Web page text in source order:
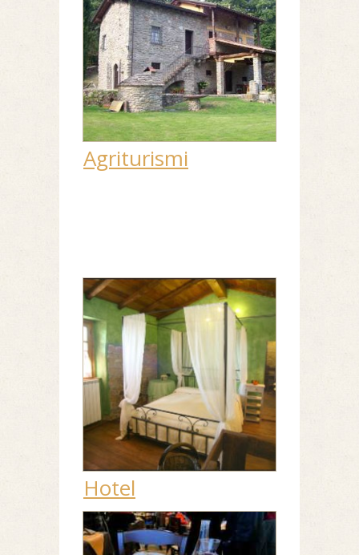
Agriturismi
Hotel